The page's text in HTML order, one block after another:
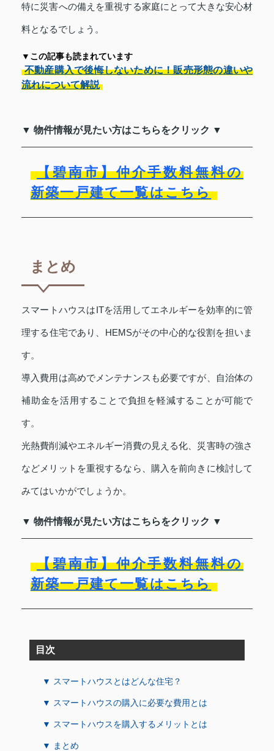
特に災害への備えを重視する家庭にとって大きな安心材
料となるでしょう。
▼この記事も読まれています
不動産購入で後悔しないために！販売形態の違いや
流れについて解説
▼ 物件情報が見たい方はこちらをクリック ▼
【碧南市】仲介手数料無料の
新築一戸建て一覧はこちら
まとめ
スマートハウスはITを活用してエネルギーを効率的に管
理する住宅であり、HEMSがその中心的な役割を担いま
す。
導入費用は高めでメンテナンスも必要ですが、自治体の
補助金を活用することで負担を軽減することが可能で
す。
光熱費削減やエネルギー消費の見える化、災害時の強さ
などメリットを重視するなら、購入を前向きに検討して
みてはいかがでしょうか。
▼ 物件情報が見たい方はこちらをクリック ▼
【碧南市】仲介手数料無料の
新築一戸建て一覧はこちら
目次
▼ スマートハウスとはどんな住宅？
▼ スマートハウスの購入に必要な費用とは
▼ スマートハウスを購入するメリットとは
▼ まとめ